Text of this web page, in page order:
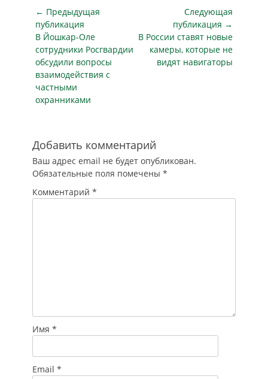
мероприятия:
Гильдия
негосударственных
структур
безопасности МТПП
Координационный
Совет (КС) НСБ
России…
качества охранных
и смежных услуг на
основе внедрения
стандартов и
Навигация
по
записям
← Предыдущая
публикация
Предыдущая
публикация
В Йошкар-Оле
сотрудники Росгвардии
обсудили вопросы
взаимодействия с
частными
охранниками
Следующая
публикация →
Следующая
публикация
В России ставят новые
камеры, которые не
видят навигаторы
Добавить комментарий
Ваш адрес email не будет опубликован.
Обязательные поля помечены *
Комментарий *
Имя *
Email *